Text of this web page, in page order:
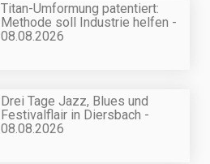
Titan-Umformung patentiert:
Methode soll Industrie helfen -
08.08.2026
Drei Tage Jazz, Blues und
Festivalflair in Diersbach -
08.08.2026